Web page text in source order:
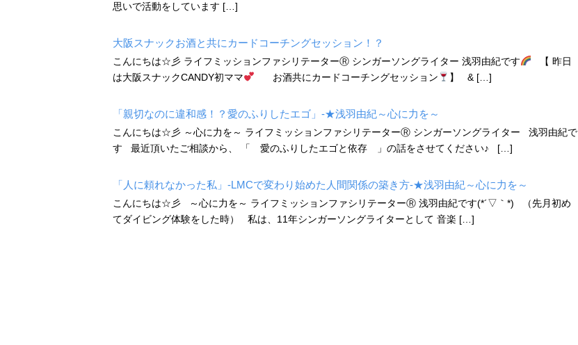
思いで活動をしています […]
大阪スナックお酒と共にカードコーチングセッション！？
こんにちは☆彡 ライフミッションファシリテーターⓇ シンガーソングライター 浅羽由紀です
【 昨日
は大阪スナックCANDY初ママ
お酒共にカードコーチングセッション 】 & […]
「親切なのに違和感！？愛のふりしたエゴ」-★浅羽由紀～心に力を～
こんにちは☆彡 ～心に力を～ ライフミッションファシリテーターⓇ シンガーソングライター 浅羽由紀で
す 最近頂いたご相談から、 「 愛のふりしたエゴと依存 」の話をさせてください♪ […]
「人に頼れなかった私」-LMCで変わり始めた人間関係の築き方-★浅羽由紀～心に力を～
こんにちは☆彡 ～心に力を～ ライフミッションファシリテーターⓇ 浅羽由紀です(*´▽｀*) （先月初め
てダイビング体験をした時） 私は、11年シンガーソングライターとして 音楽 […]